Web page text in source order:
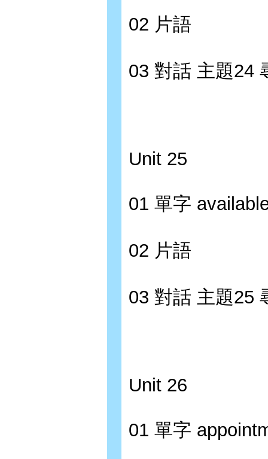
02 片語
03 對話 主題24
Unit 25
01 單字
02 片語
03 對話 主題25
Unit 26
01 單字